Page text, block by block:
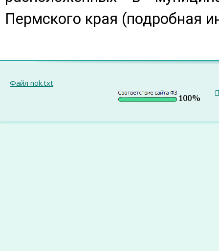
Пермского края (подробная
Файл nok.txt